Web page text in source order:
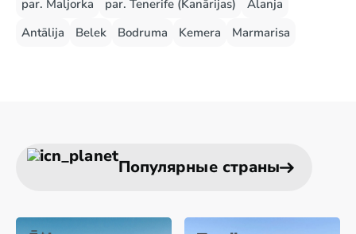
par. Maljorka
par. Tenerife (Kanārijas)
Alanja
Antālija
Belek Bodruma Kemera Marmarisa
Популярные страны